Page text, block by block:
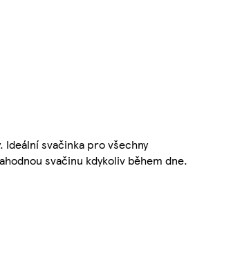
Ideální svačinka pro všechny
svačinu kdykoliv během dne.